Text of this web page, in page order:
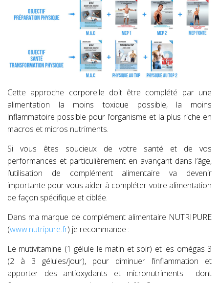
Cette approche corporelle doit être complété par une
alimentation la moins toxique possible, la moins
inflammatoire possible pour l’organisme et la plus riche en
macros et micros nutriments.
Si vous êtes soucieux de votre santé et de vos
performances et particulièrement en avançant dans l’âge,
l’utilisation de complément alimentaire va devenir
importante pour vous aider à compléter votre alimentation
de façon spécifique et ciblée.
Dans ma marque de complément alimentaire NUTRIPURE
(www.nutripure.fr) je recommande :
Le mutivitamine (1 gélule le matin et soir) et les omégas 3
(2 à 3 gélules/jour), pour diminuer l’inflammation et
apporter des antioxydants et micronutriments
dont